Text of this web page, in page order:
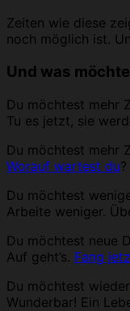
Zeiten wie diese
noch möglich ist.
Und was
Du möchtest mehr
Tu es jetzt, sie
Du möchtest mehr
Worauf wartest du
Du möchtest
Arbeite weniger.
Du möchtest neue
Auf geht’s. Fang
Du möchtest wieder
Wunderbar! Ein